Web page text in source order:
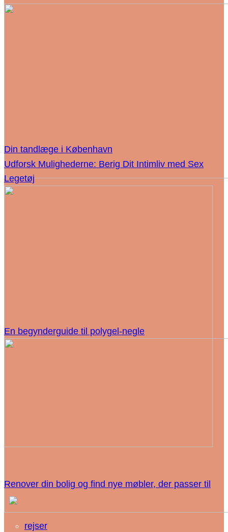
Din tandlæge i København
Udforsk Mulighederne: Berig Dit Intimliv med Sex
Legetøj
En begynderguide til polygel-negle
Renover din bolig og find nye møbler, der passer til
rejser